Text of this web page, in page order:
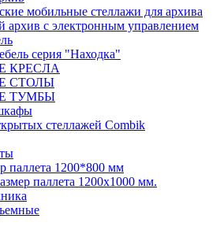
мобильные стеллажи для архива
с электронным управлением
серия "Находка"
КРЕСЛА
СТОЛЫ
ТУМБЫ
стеллажей Combik
паллета 1200*800 мм
паллета 1200х1000 мм.